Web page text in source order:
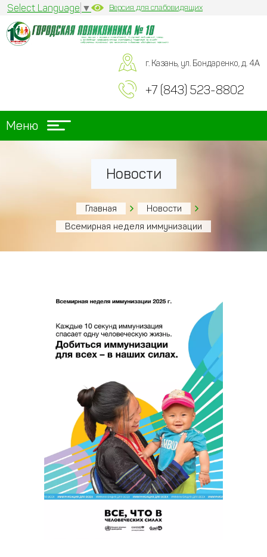
Select Language ▼ Версия для слабовидящих
г. Казань, ул. Бондаренко, д. 4А
+7 (843) 523-8802
Меню
Новости
Главная
Новости
Всемирная неделя иммунизации